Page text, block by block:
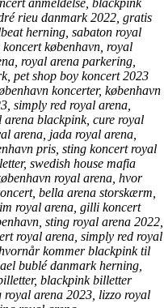
rieu danmark 2022, gratis
herning, sabaton royal
københavn, royal
royal arena parkering,
pet shop boy koncert 2023
koncerter, københavn
simply red royal arena,
arena blackpink, cure royal
arena, jada royal arena,
pris, sting koncert royal
swedish house mafia
royal arena, hvor
bella arena storskærm,
royal arena, gilli koncert
sting royal arena 2022,
royal arena, simply red royal
kommer blackpink til
bublé danmark herning,
blackpink billetter
arena 2023, lizzo royal